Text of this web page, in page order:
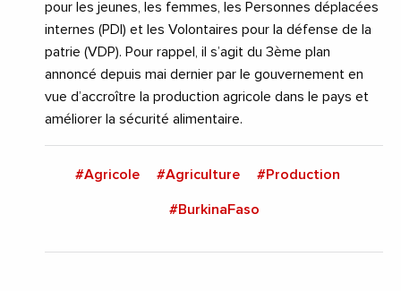
pour les jeunes, les femmes, les Personnes déplacées
internes (PDI) et les Volontaires pour la défense de la
patrie (VDP). Pour rappel, il s’agit du 3ème plan
annoncé depuis mai dernier par le gouvernement en
vue d’accroître la production agricole dans le pays et
améliorer la sécurité alimentaire.
#Agricole #Agriculture #Production
#BurkinaFaso